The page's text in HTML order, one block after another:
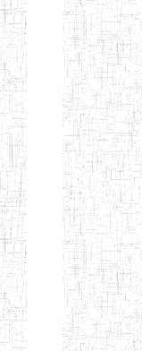
ITCIG
SPECIAL